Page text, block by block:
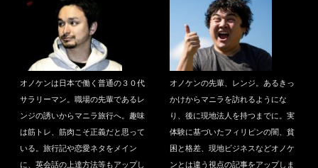
オノケンは日本で働く普通の３０代
サラリーマン。職場の先輩であるレ
ンジの誘いからマニラ旅行へ。趣味
は筋トレ、筋肉こそ正義だと思って
いる。旅行記や恋愛ネタをメイン
に、英会話の上達方法等もアップし
オノケンの先輩、レンジ。あるきっ
かけからマニラを訪れるようにな
り、後に現地法人を持つまでに。実
体験に基づいたフィリピンの闇、貧
困と格差、現地ビジネスなどオノケ
ンとは違う視点の記事をアップしま